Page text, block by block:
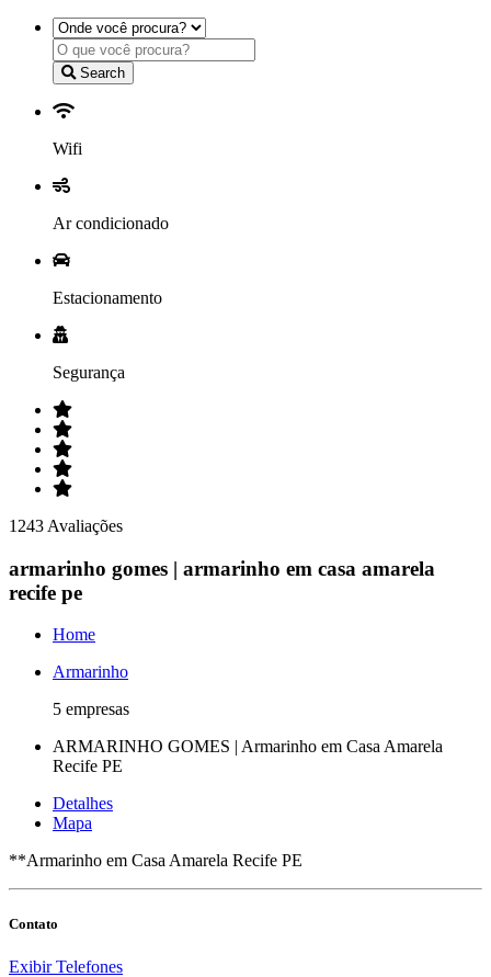
Search
Wifi
Ar condicionado
Estacionamento
Segurança
1243 Avaliações
armarinho gomes | armarinho em casa amarela
recife pe
Home
Armarinho
5 empresas
ARMARINHO GOMES | Armarinho em Casa Amarela
Recife PE
Detalhes
Mapa
**Armarinho em Casa Amarela Recife PE
Contato
Exibir Telefones